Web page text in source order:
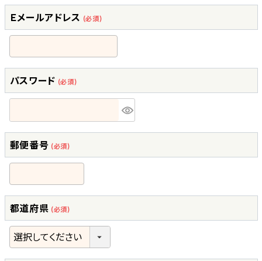
Ｅメールアドレス (必須)
パスワード (必須)
郵便番号 (必須)
都道府県 (必須)